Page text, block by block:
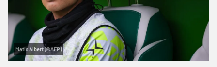
Matis Albert (©AFP)